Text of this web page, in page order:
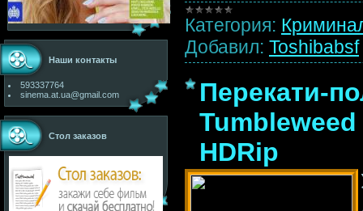
Наши контакты
593337764
sinema.at.ua@gmail.com
Стол заказов
Категория:
Добавил: Toshibabsf
Перекати-
HDRip